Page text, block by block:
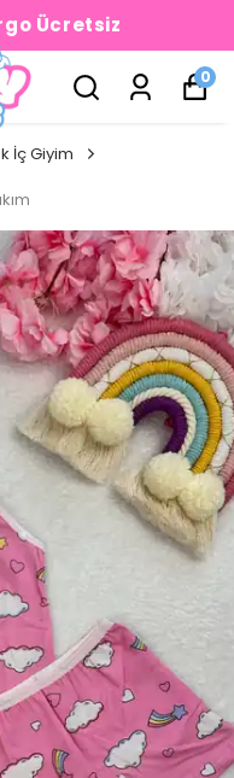
Ücretsiz
0
İç Giyim